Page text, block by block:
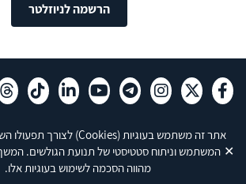
אתר זה משתמש בעוגיות(Cookies) לצורך תפעולו
המשתמש וניתוח סטטיסטי של תנועת הגולשים.
מהווה הסכמה לשימוש בעוגיות אלו.
✕
הרשמה לניוזלטר